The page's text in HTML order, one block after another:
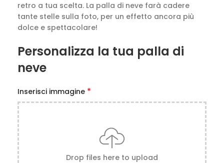
retro a tua scelta. La palla di neve farà cadere
tante stelle sulla foto, per un effetto ancora più
dolce e spettacolare!
Personalizza la tua palla di
neve
Inserisci immagine *
Drop files here to upload